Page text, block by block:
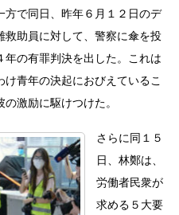
方で同日、昨年６月１２日のデ
救助員に対して、警察に傘を投
の有罪判決を出した。これは
青年の決起におびえているこ
激励に駆けつけた。
さらに同１５
日、林鄭は、
労働者民衆が
求める５大要